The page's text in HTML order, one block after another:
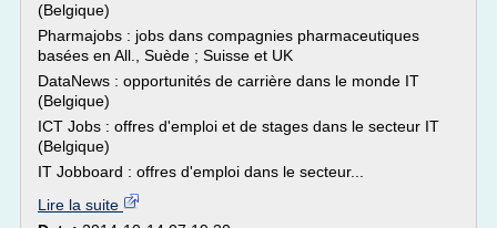
(Belgique)
Pharmajobs : jobs dans compagnies pharmaceutiques
basées en All., Suède ; Suisse et UK
DataNews : opportunités de carrière dans le monde IT
(Belgique)
ICT Jobs : offres d'emploi et de stages dans le secteur IT
(Belgique)
IT Jobboard : offres d'emploi dans le secteur...
Lire la suite